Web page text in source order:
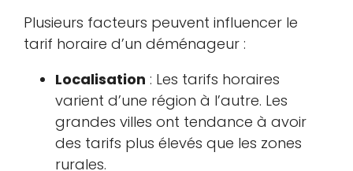
Plusieurs facteurs peuvent influencer le
tarif horaire d’un déménageur :
Localisation : Les tarifs horaires
varient d’une région à l’autre. Les
grandes villes ont tendance à avoir
des tarifs plus élevés que les zones
rurales.